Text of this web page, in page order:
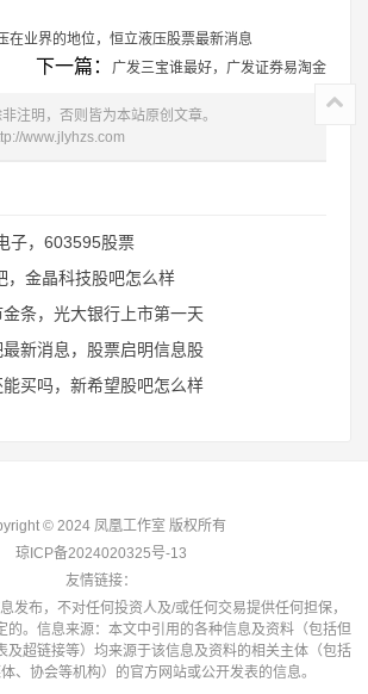
在业界的地位，恒立液压股票最新消息
下一篇： 广发三宝谁最好，广发证券易淘金
注明，否则皆为本站原创文章。
www.jlyhzs.com
子，603595股票
，金晶科技股吧怎么样
条，光大银行上市第一天
新消息，股票启明信息股
买吗，新希望股吧怎么样
© 2024 凤凰工作室 版权所有
琼ICP备2024020325号-13
友情链接：
发布，不对任何投资人及/或任何交易提供任何担保，
的。信息来源：本文中引用的各种信息及资料（包括但
及超链接等）均来源于该信息及资料的相关主体（包括
、协会等机构）的官方网站或公开发表的信息。